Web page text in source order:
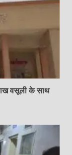
वसूली के साथ